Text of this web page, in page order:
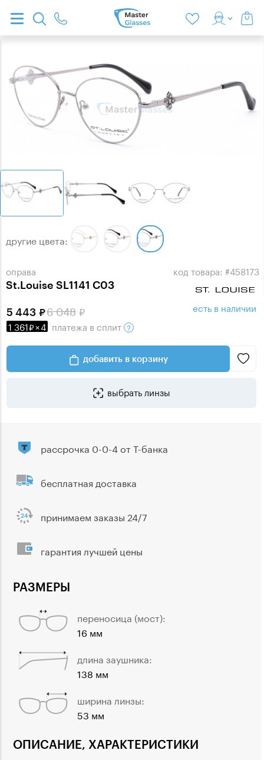
оправа
St.Louise SL1141 C03
код товара: #458173
другие цвета:
6 048
5 443
1 361 ×4 платежа в сплит
есть в наличии
добавить в корзину
выбрать линзы
ОПИСАНИЕ, ХАРАКТЕРИСТИКИ
РАЗМЕРЫ
переносица (мост):
16 мм
длина заушника:
138 мм
ширина линзы:
53 мм
рассрочка 0-0-4 от Т-банка
бесплатная доставка
принимаем заказы 24/7
гарантия лучшей цены